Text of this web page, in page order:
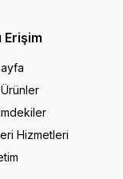
Erişim
Hizmetleri